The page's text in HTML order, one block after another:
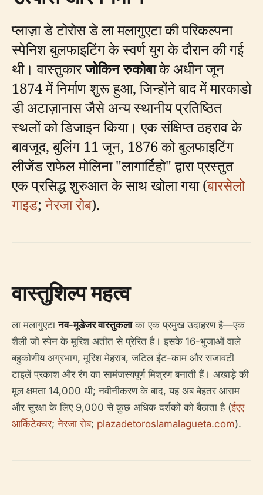
प्लाज़ा डे टोरोस डे ला मलागुएटा की परिकल्पना
स्पेनिश बुलफाइटिंग के स्वर्ण युग के दौरान की गई
थी। वास्तुकारजोकिन रुकोबाके अधीन जून
1874 में निर्माण शुरू हुआ, जिन्होंने बाद में मारकाडो
डी अटाज़ानास जैसे अन्य स्थानीय प्रतिष्ठित
स्थलों को डिजाइन किया। एक संक्षिप्त ठहराव के
बावजूद, बुलिंग 11 जून, 1876 को बुलफाइटिंग
लीजेंड राफेल मोलिना "लागार्टिहो" द्वारा प्रस्तुत
एक प्रसिद्ध शुरुआत के साथ खोला गया (बारसेलो
गाइड;नेरजा रोब).
वास्तुशिल्प महत्व
ला मलागुएटानव-मूडेजर वास्तुकलाका एक प्रमुख उदाहरण है—एक
शैली जो स्पेन के मूरिश अतीत से प्रेरित है। इसके 16-भुजाओं वाले
बहुकोणीय अग्रभाग, मूरिश मेहराब, जटिल ईंट-काम और सजावटी
टाइलें प्रकाश और रंग का सामंजस्यपूर्ण मिश्रण बनाती हैं। अखाड़े की
मूल क्षमता 14,000 थी; नवीनीकरण के बाद, यह अब बेहतर आराम
और सुरक्षा के लिए 9,000 से कुछ अधिक दर्शकों को बैठाता है (ईएए
आर्किटेक्चर;नेरजा रोब; plazadetoroslamalagueta.com).